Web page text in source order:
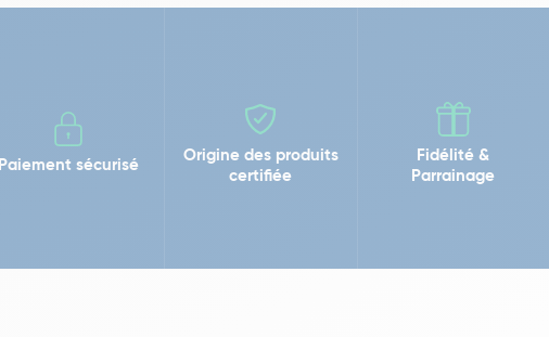
Paiement sécurisé
Origine des produits
certifiée
Fidélité &
Parrainage